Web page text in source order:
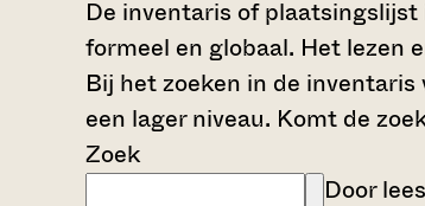
De inventaris of
formeel en globaal. Het lezen
Bij het zoeken in de
een lager niveau. Komt de
Zoek
Door